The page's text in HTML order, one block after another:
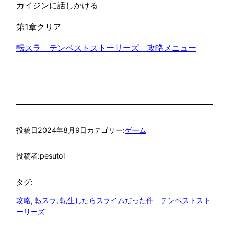
カイジンに話しかける
第1章クリア
転スラ　テンペストストーリーズ　攻略メニュー
投稿日2024年8月9日カテゴリー:ゲーム
投稿者:pesutol
タグ:
攻略, 転スラ, 転生したらスライムだった件 テンペストスト
ーリーズ